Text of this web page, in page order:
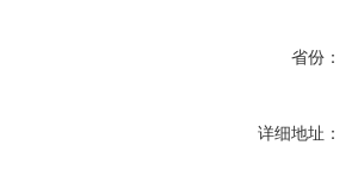
省份：
详细地址：